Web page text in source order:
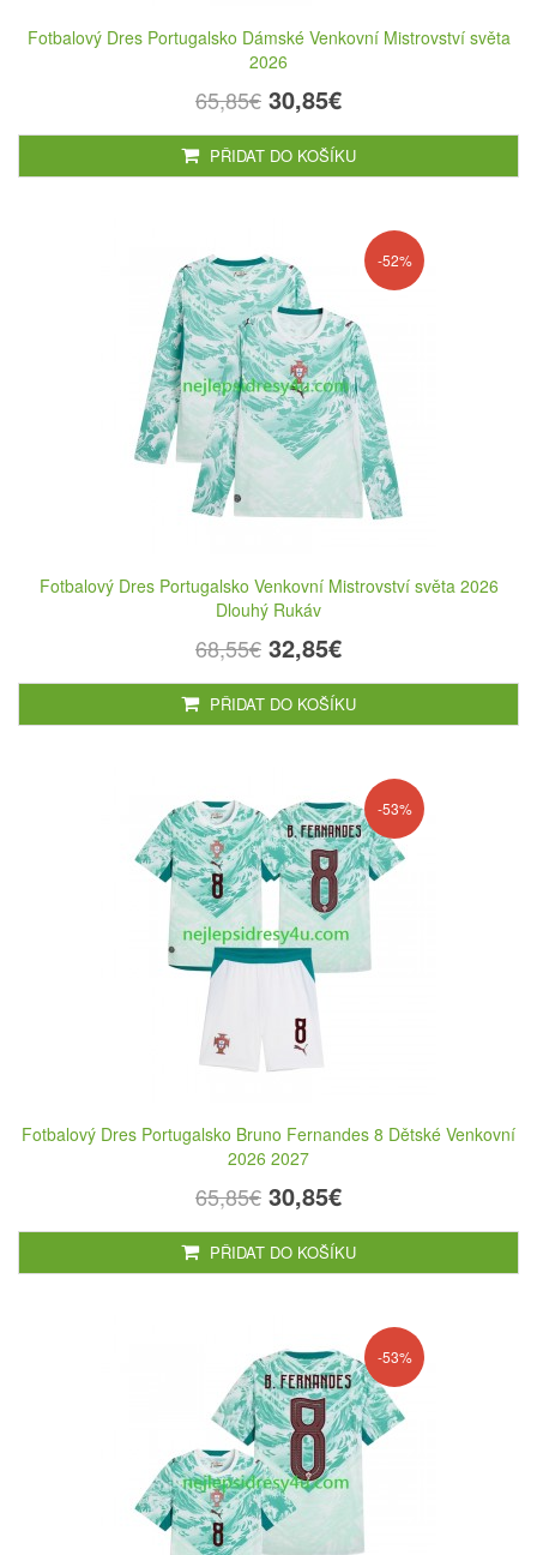
Fotbalový Dres Portugalsko Dámské Venkovní Mistrovství světa
2026
65,85€ 30,85€
PŘIDAT DO KOŠÍKU
-52%
Fotbalový Dres Portugalsko Venkovní Mistrovství světa 2026
Dlouhý Rukáv
68,55€ 32,85€
PŘIDAT DO KOŠÍKU
-53%
Fotbalový Dres Portugalsko Bruno Fernandes 8 Dětské Venkovní
2026 2027
65,85€ 30,85€
PŘIDAT DO KOŠÍKU
-53%